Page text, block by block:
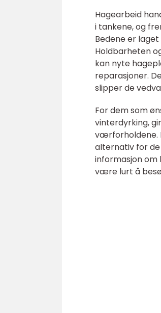
Hagearbeid
i tankene, og
Bedene er
Holdbarheten
kan nyte
reparasjoner.
slipper de
For dem som
vinterdyrking,
værforholdene.
alternativ for
informasjon om
være lurt å